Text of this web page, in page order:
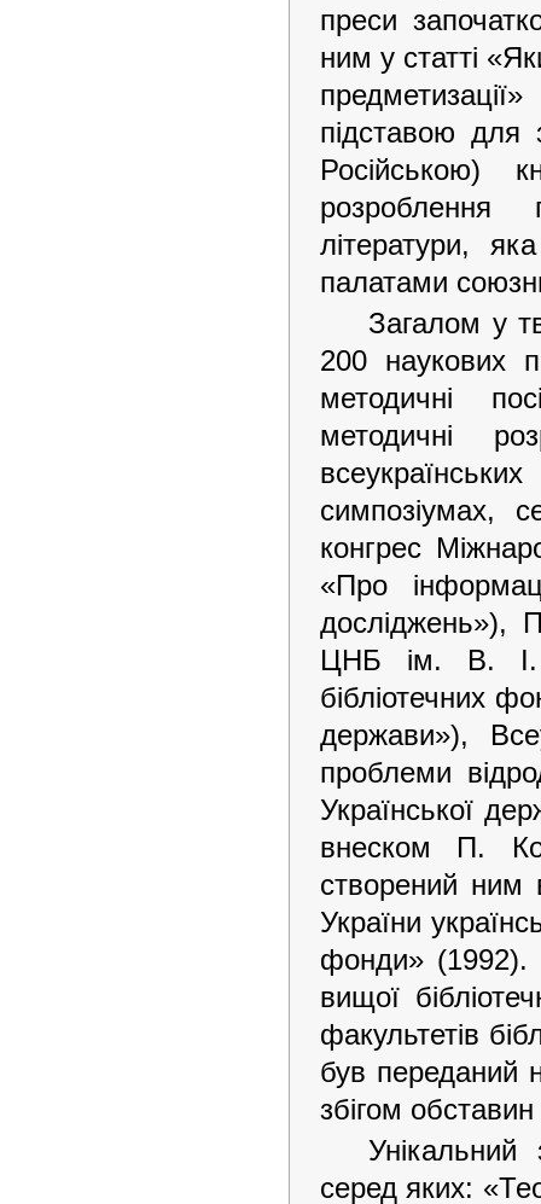
преси
ним у статті
підставою
Російською)
розроблення
літератури,
палатами
Загалом у
200 наукових
методичні
методичні
симпозіумах,
конгрес
«Про
досліджень»),
ЦНБ ім. В. І.
бібліотечних
держави»),
проблеми
Української
внеском П.
створений ним
України
фонди» (1992).
вищої
факультетів
був переданий
збігом
Унікальний
серед яких: